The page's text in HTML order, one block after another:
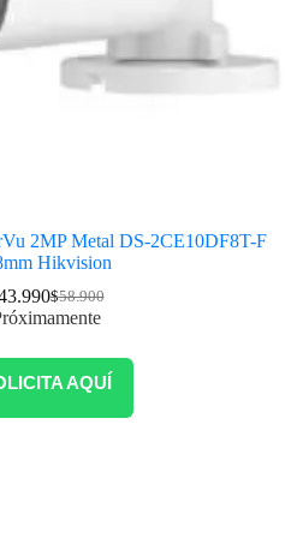
2MP Metal DS-2CE10DF8T-F
Hikvision
$58.900
AQUÍ